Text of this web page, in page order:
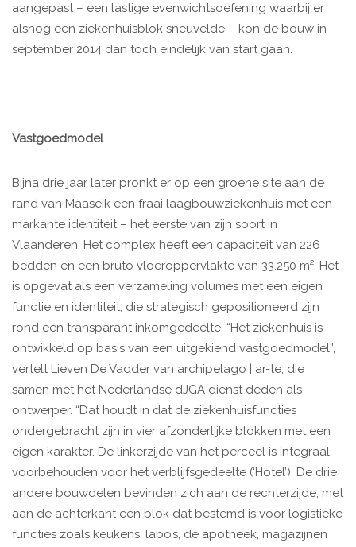
aangepast – een lastige evenwichtsoefening waarbij er
alsnog een ziekenhuisblok sneuvelde – kon de bouw in
september 2014 dan toch eindelijk van start gaan.
Vastgoedmodel
Bijna drie jaar later pronkt er op een groene site aan de
rand van Maaseik een fraai laagbouwziekenhuis met een
markante identiteit – het eerste van zijn soort in
Vlaanderen. Het complex heeft een capaciteit van 226
bedden en een bruto vloeroppervlakte van 33.250 m². Het
is opgevat als een verzameling volumes met een eigen
functie en identiteit, die strategisch gepositioneerd zijn
rond een transparant inkomgedeelte. “Het ziekenhuis is
ontwikkeld op basis van een uitgekiend vastgoedmodel”,
vertelt Lieven De Vadder van archipelago | ar-te, die
samen met het Nederlandse dJGA dienst deden als
ontwerper. “Dat houdt in dat de ziekenhuisfuncties
ondergebracht zijn in vier afzonderlijke blokken met een
eigen karakter. De linkerzijde van het perceel is integraal
voorbehouden voor het verblijfsgedeelte (‘Hotel’). De drie
andere bouwdelen bevinden zich aan de rechterzijde, met
aan de achterkant een blok dat bestemd is voor logistieke
functies zoals keukens, labo’s, de apotheek, magazijnen